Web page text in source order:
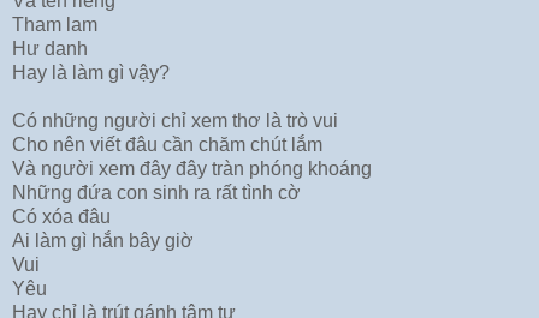
Tham lam
Hư danh
Hay là làm gì vậy?
Có những người chỉ xem thơ là trò vui
Cho nên viết đâu cần chăm chút lắm
Và người xem đây đây tràn phóng khoáng
Những đứa con sinh ra rất tình cờ
Có xóa đâu
Ai làm gì hắn bây giờ
Vui
Yêu
Hay chỉ là trút gánh tâm tư